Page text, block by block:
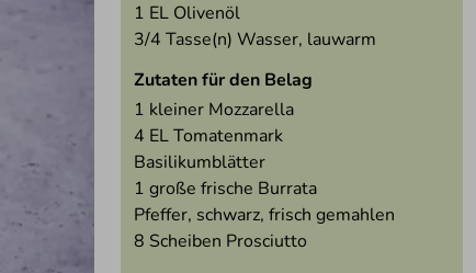
1 EL Olivenöl
3/4 Tasse(n) Wasser, lauwarm
Zutaten für den Belag
1 kleiner Mozzarella
4 EL Tomatenmark
Basilikumblätter
1 große frische Burrata
Pfeffer, schwarz, frisch gemahlen
8 Scheiben Prosciutto